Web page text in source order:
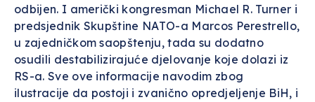
odbijen. I američki kongresman Michael R. Turner i
predsjednik Skupštine NATO-a Marcos Perestrello,
u zajedničkom saopštenju, tada su dodatno
osudili destabilizirajuće djelovanje koje dolazi iz
RS-a. Sve ove informacije navodim zbog
ilustracije da postoji i zvanično opredjeljenje BiH, i